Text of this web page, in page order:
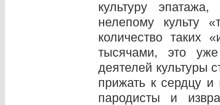
культуру
нелепому культу
количество таких
тысячами, это
деятелей культуры
прижать к сердцу и
пародисты и